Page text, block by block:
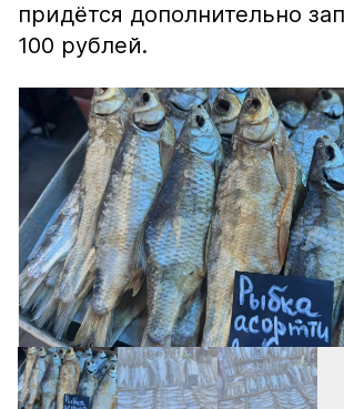
придётся дополнительно
100 рублей.